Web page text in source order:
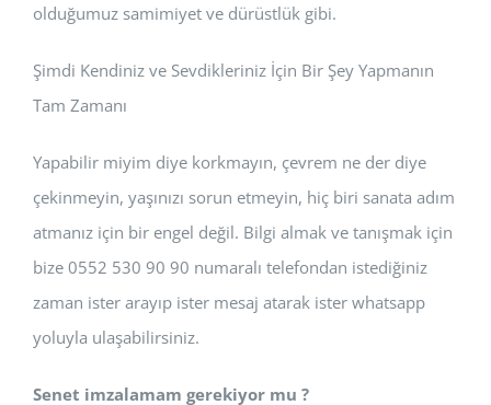
olduğumuz samimiyet ve dürüstlük gibi.
Şimdi Kendiniz ve Sevdikleriniz İçin Bir Şey Yapmanın
Tam Zamanı
Yapabilir miyim diye korkmayın, çevrem ne der diye
çekinmeyin, yaşınızı sorun etmeyin, hiç biri sanata adım
atmanız için bir engel değil. Bilgi almak ve tanışmak için
bize 0552 530 90 90 numaralı telefondan istediğiniz
zaman ister arayıp ister mesaj atarak ister whatsapp
yoluyla ulaşabilirsiniz.
Senet imzalamam gerekiyor mu ?